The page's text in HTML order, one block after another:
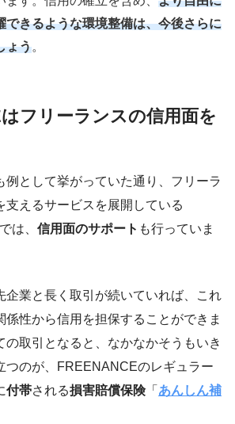
できるような環境整備は、今後さらに
ょう。
フリーランスの信用面を
例として挙がっていた通り、フリーラ
支えるサービスを展開している
は、 信用面のサポート も行っていま
企業と長く取引が続いていれば、これ
係性から信用を担保することができま
の取引となると、なかなかそうもいき
つのが、FREENANCEのレギュラー
付帯される損害賠償保険「 あんしん補